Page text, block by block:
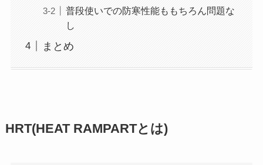
普段使いでの防寒性能ももちろん問題な
し
まとめ
HRT(HEAT RAMPARTとは)